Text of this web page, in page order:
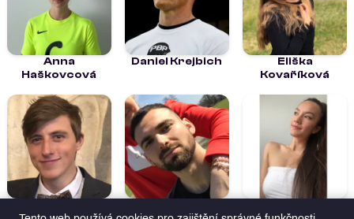
Anna
Haškovcová
Daniel Krejbich
Eliška
Kovaříková